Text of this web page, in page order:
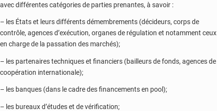
avec différentes catégories de parties prenantes, à savoir :
– les États et leurs différents démembrements (décideurs, corps de
contrôle, agences d’exécution, organes de régulation et notamment ceux
en charge de la passation des marchés);
– les partenaires techniques et financiers (bailleurs de fonds, agences de
coopération internationale);
– les banques (dans le cadre des financements en pool);
– les bureaux d’études et de vérification;